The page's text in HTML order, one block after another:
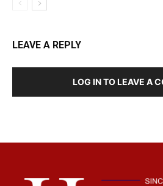
LEAVE A REPLY
LOG IN TO LEAVE A